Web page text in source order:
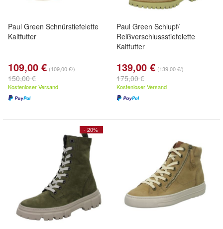
Paul Green Schnürstiefelette
Kaltfutter
109,00 € (109,00 €/)
150,00 €
Kostenloser Versand
Paul Green Schlupf/
Reißverschlussstiefelette
Kaltfutter
139,00 € (139,00 €/)
175,00 €
Kostenloser Versand
- 20%